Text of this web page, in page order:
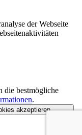
der Webseite
die bestmögliche
.
akzeptieren